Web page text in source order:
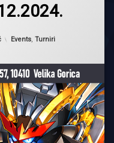
11/2024
Kategorije:
Events, Turniri